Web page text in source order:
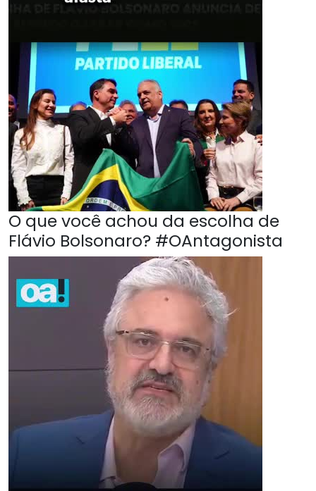
O que você achou da escolha de
Flávio Bolsonaro? #OAntagonista